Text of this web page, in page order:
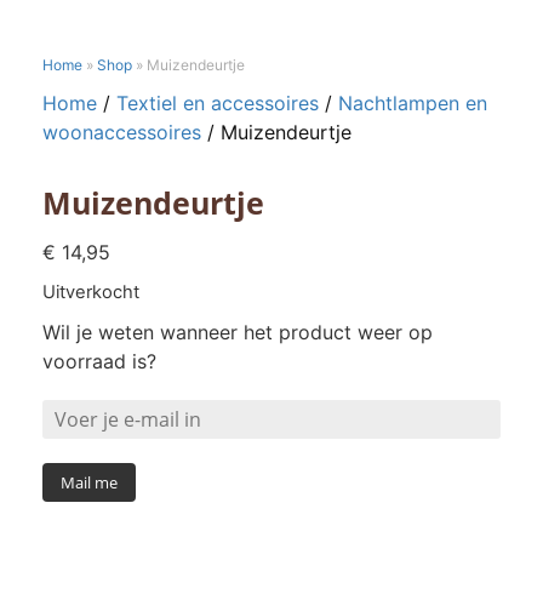
Home » Shop » Muizendeurtje
Home / Textiel en accessoires / Nachtlampen en
woonaccessoires / Muizendeurtje
Muizendeurtje
€ 14,95
Uitverkocht
Wil je weten wanneer het product weer op
voorraad is?
Mail me